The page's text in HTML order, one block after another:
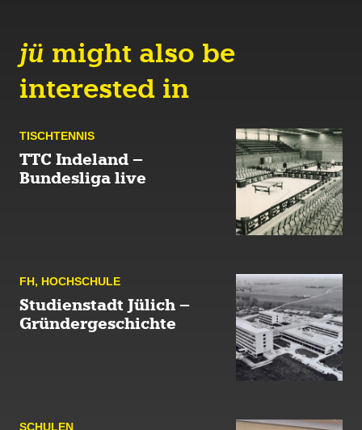
jü might also be
interested in
TISCH­TENNIS
TTC Indeland –
Bundesliga live
FH, HOCH­SCHULE
Studienstadt Jülich –
Gründergeschichte
SCHULEN